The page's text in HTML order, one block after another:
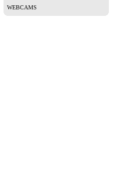
WEBCAMS